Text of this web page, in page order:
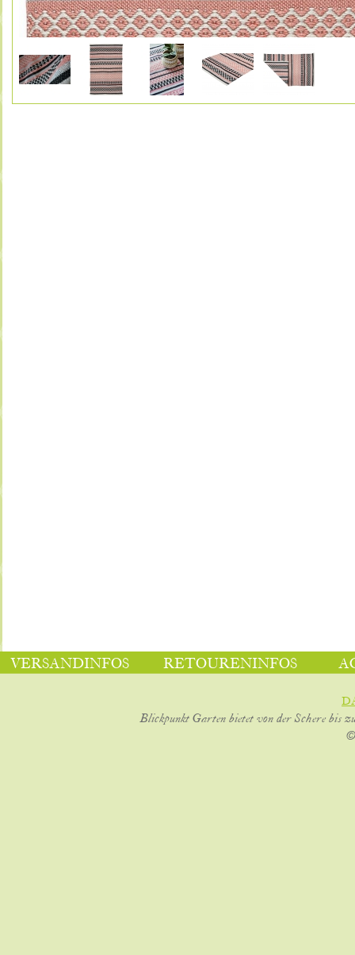
VERSANDINFOS RETOURENINFOS
Blickpunkt Garten bietet von der Schere bis